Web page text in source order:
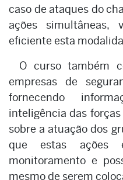
caso de ataques do
ações simultâneas,
eficiente esta
O curso também
empresas de
fornecendo
inteligência das
sobre a atuação dos
que estas ações
monitoramento e
mesmo de serem